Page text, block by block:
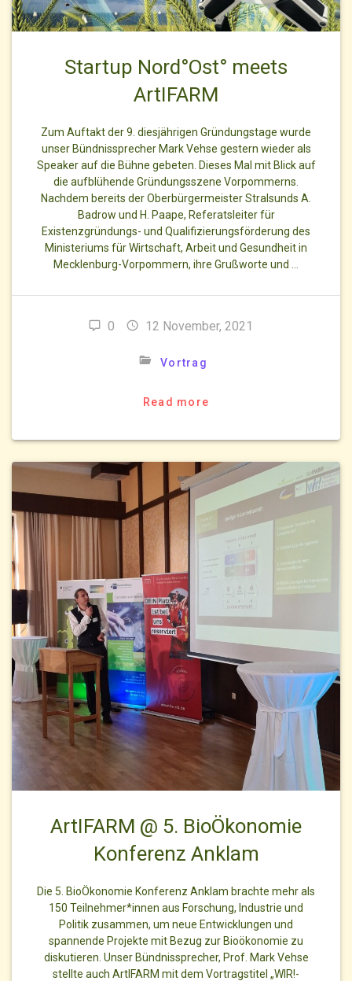
Startup Nord°Ost° meets
ArtIFARM
Zum Auftakt der 9. diesjährigen Gründungstage wurde
unser Bündnissprecher Mark Vehse gestern wieder als
Speaker auf die Bühne gebeten. Dieses Mal mit Blick auf
die aufblühende Gründungsszene Vorpommerns.
Nachdem bereits der Oberbürgermeister Stralsunds A.
Badrow und H. Paape, Referatsleiter für
Existenzgründungs- und Qualifizierungsförderung des
Ministeriums für Wirtschaft, Arbeit und Gesundheit in
Mecklenburg-Vorpommern, ihre Grußworte und …
0 12 November, 2021
Vortrag
Read more
ArtIFARM @ 5. BioÖkonomie
Konferenz Anklam
Die 5. BioÖkonomie Konferenz Anklam brachte mehr als
150 Teilnehmer*innen aus Forschung, Industrie und
Politik zusammen, um neue Entwicklungen und
spannende Projekte mit Bezug zur Bioökonomie zu
diskutieren. Unser Bündnissprecher, Prof. Mark Vehse
stellte auch ArtIFARM mit dem Vortragstitel „WIR!-